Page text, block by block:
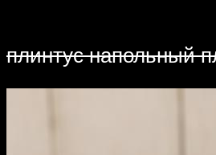
плинтус напольный